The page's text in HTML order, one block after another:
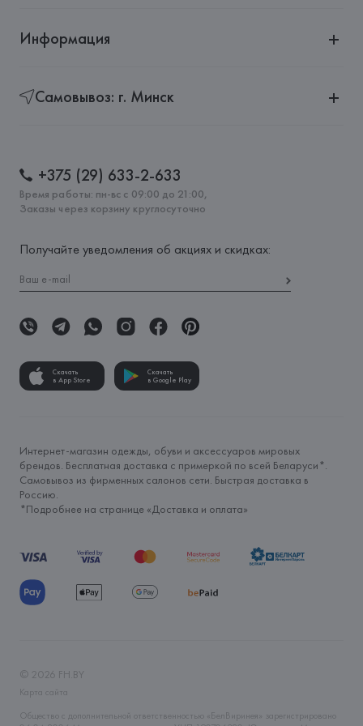
Информация
Самовывоз: г. Минск
+375 (29) 633-2-633
Время работы: пн-вс с 09:00 до 21:00,
Заказы через корзину круглосуточно
Получайте уведомления об акциях и скидках:
Скачать
в App Store
Скачать
в Google Play
Интернет-магазин одежды, обуви и аксессуаров мировых
брендов. Бесплатная доставка с примеркой по всей Беларуси*.
Самовывоз из фирменных салонов сети. Быстрая доставка в
Россию.
*Подробнее на странице «Доставка и оплата»
© 2026 FH.BY
Карта сайта
Общество с дополнительной ответственностью «БелВиринея» зарегистрировано